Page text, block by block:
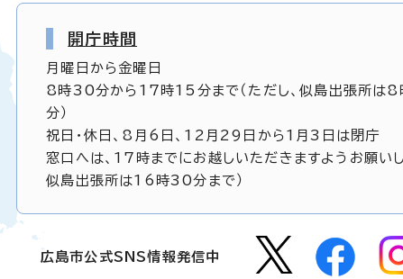
開庁時間
月曜日から金曜日
8時30分から17時15分まで（ただし、似島出張所は
分）
祝日・休日、8月6日、12月29日から1月3日は閉庁
窓口へは、17時までにお越しいただきますようお願いし
似島出張所は16時30分まで）
広島市公式SNS情報発信中